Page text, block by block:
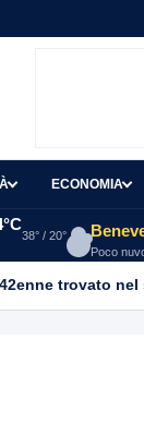
ECONOMIA
38° / 20°
Poco
trovato